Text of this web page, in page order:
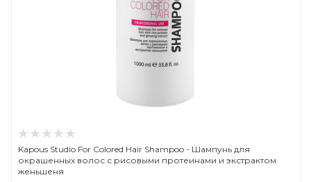
Kapous Studio For Colored Hair Shampoo - Шампунь для
окрашенных волос с рисовыми протеинами и экстрактом
женьшеня